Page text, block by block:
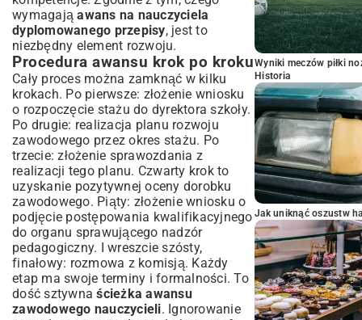
wymagająawans na nauczyciela
dyplomowanego przepisy, jest to
niezbędny element rozwoju.
Procedura awansu krok po kroku
Cały proces można zamknąć w kilku
krokach. Po pierwsze: złożenie wniosku
o rozpoczęcie stażu do dyrektora szkoły.
Po drugie: realizacja planu rozwoju
zawodowego przez okres stażu. Po
trzecie: złożenie sprawozdania z
realizacji tego planu. Czwarty krok to
uzyskanie pozytywnej oceny dorobku
zawodowego. Piąty: złożenie wniosku o
podjęcie postępowania kwalifikacyjnego
do organu sprawującego nadzór
pedagogiczny. I wreszcie szósty,
finałowy: rozmowa z komisją. Każdy
etap ma swoje terminy i formalności. To
dość sztywnaścieżka awansu
zawodowego nauczycieli. Ignorowanie
Wyniki meczów piłki
Historia
Jak uniknąć oszustw